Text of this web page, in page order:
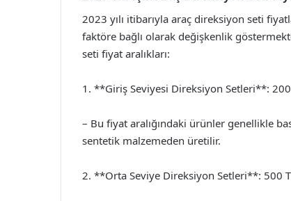
2023 yılı itibarıyla araç direksiyon seti
faktöre bağlı olarak değişkenlik
seti fiyat aralıkları:
1. **Giriş Seviyesi Direksiyon Setleri**: 200
– Bu fiyat aralığındaki ürünler genellikle
sentetik malzemeden üretilir.
2. **Orta Seviye Direksiyon Setleri**: 500